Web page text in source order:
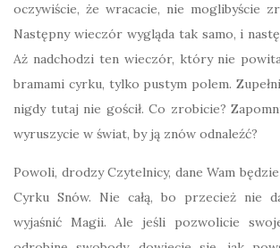
oczywiście, że wracacie, nie moglibyście
Następny wieczór wygląda tak samo, i
Aż nadchodzi ten wieczór, który nie
bramami cyrku, tylko pustym polem.
nigdy tutaj nie gościł. Co zrobicie?
wyruszycie w świat, by ją znów odnaleźć?
Powoli, drodzy Czytelnicy, dane Wam
Cyrku Snów. Nie całą, bo przecież nie
wyjaśnić Magii. Ale jeśli pozwolicie